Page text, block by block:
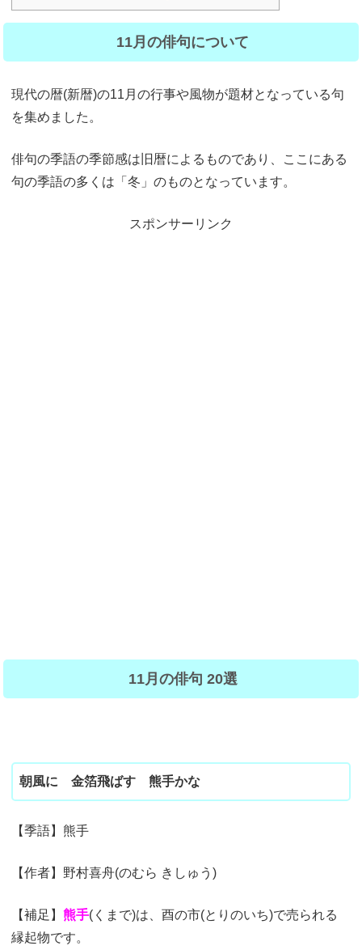
11月の俳句について
現代の暦(新暦)の11月の行事や風物が題材となっている句
を集めました。
俳句の季語の季節感は旧暦によるものであり、ここにある
句の季語の多くは「冬」のものとなっています。
スポンサーリンク
11月の俳句 20選
朝風に 金箔飛ばす 熊手かな
【季語】熊手
【作者】野村喜舟(のむら きしゅう)
【補足】熊手(くまで)は、酉の市(とりのいち)で売られる
縁起物です。